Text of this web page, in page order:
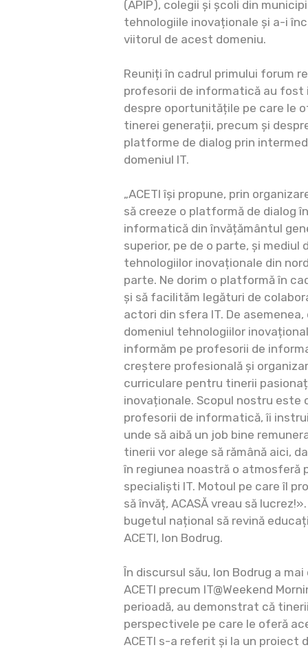
(APIP), colegii și școli din
tehnologiile inovaționale și a-i
viitorul de acest domeniu.
Reuniți în cadrul primului forum
profesorii de informatică au fost
despre oportunitățile pe care le
tinerei generații, precum și
platforme de dialog prin
domeniul IT.
„ACETI își propune, prin
să creeze o platformă de dialog
informatică din învățământul
superior, pe de o parte, și mediul
tehnologiilor inovaționale din
parte. Ne dorim o platformă în
și să facilităm legături de
actori din sfera IT. De asemenea,
domeniul tehnologiilor
informăm pe profesorii de
creștere profesională și
curriculare pentru tinerii
inovaționale. Scopul nostru este
profesorii de informatică, îi
unde să aibă un job bine
tinerii vor alege să rămână aici,
în regiunea noastră o atmosferă
specialiști IT. Motoul pe care îl
să învăț, ACASĂ vreau să
bugetul național să revină
ACETI, Ion Bodrug.
În discursul său, Ion Bodrug a
ACETI precum IT@Weekend
perioadă, au demonstrat că
perspectivele pe care le oferă
ACETI s-a referit și la un proiect